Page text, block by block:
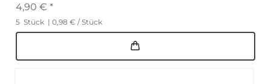
4,90 € *
5 Stück | 0,98 € / Stück